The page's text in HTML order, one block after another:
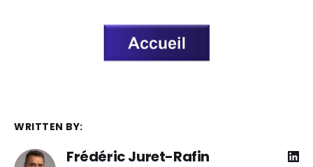
WRITTEN BY:
Frédéric Juret-Rafin